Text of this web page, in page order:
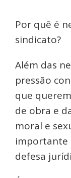
Por quê é
sindicato?
Além das
pressão
que
de obra e
moral e
importante
defesa